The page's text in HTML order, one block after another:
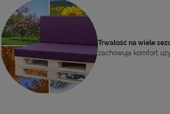
Trwałość na wiele
zachowują komfort